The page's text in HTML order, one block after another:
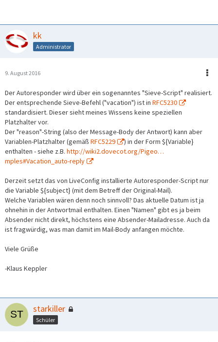
kk
Administrator
9. August 2016
Der Autoresponder wird über ein sogenanntes "Sieve-Script" realisiert.
Der entsprechende Sieve-Befehl ("vacation") ist in RFC5230
standardisiert. Dieser sieht meines Wissens keine speziellen
Platzhalter vor.
Der "reason"-String (also der Message-Body der Antwort) kann aber
Variablen-Platzhalter (gemäß RFC5229
) in der Form ${Variable}
enthalten - siehe z.B. http://wiki2.dovecot.org/Pigeo…
mples#Vacation_auto-reply
Derzeit setzt das von LiveConfig installierte Autoresponder-Script nur
die Variable ${subject} (mit dem Betreff der Original-Mail).
Welche Variablen wären denn noch sinnvoll? Das aktuelle Datum ist ja
ohnehin in der Antwortmail enthalten. Einen "Namen" gibt es ja beim
Absender nicht direkt, höchstens eine Absender-Mailadresse. Auch da
ist fragwürdig, was man damit im Mail-Body anfangen möchte.
Viele Grüße
-Klaus Keppler
starkiller
Schüler